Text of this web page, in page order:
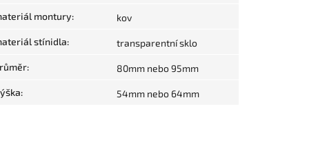
montury: kov
stínidla: transparentní sklo
: 80mm nebo 95mm
: 54mm nebo 64mm